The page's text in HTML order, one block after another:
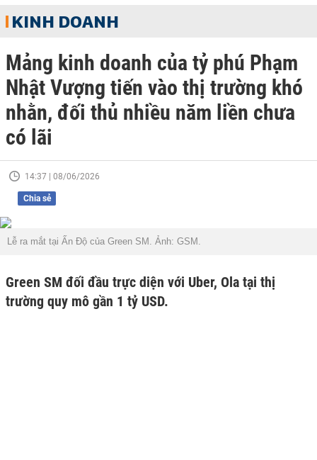
KINH DOANH
Mảng kinh doanh của tỷ phú Phạm
Nhật Vượng tiến vào thị trường khó
nhằn, đối thủ nhiều năm liền chưa
có lãi
14:37 | 08/06/2026
Chia sẻ
Lễ ra mắt tại Ấn Độ của Green SM. Ảnh: GSM.
Green SM đối đầu trực diện với Uber, Ola tại thị
trường quy mô gần 1 tỷ USD.